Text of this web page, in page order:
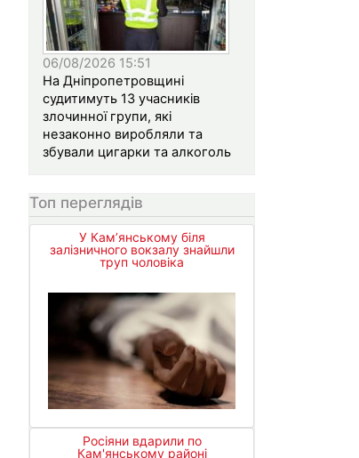
06/08/2026 15:51
На Дніпропетровщині
судитимуть 13 учасників
злочинної групи, які
незаконно виробляли та
збували цигарки та алкоголь
Топ переглядів
У Кам’янському біля
залізничного вокзалу знайшли
труп чоловіка
Росіяни вдарили по
Кам'янському районі